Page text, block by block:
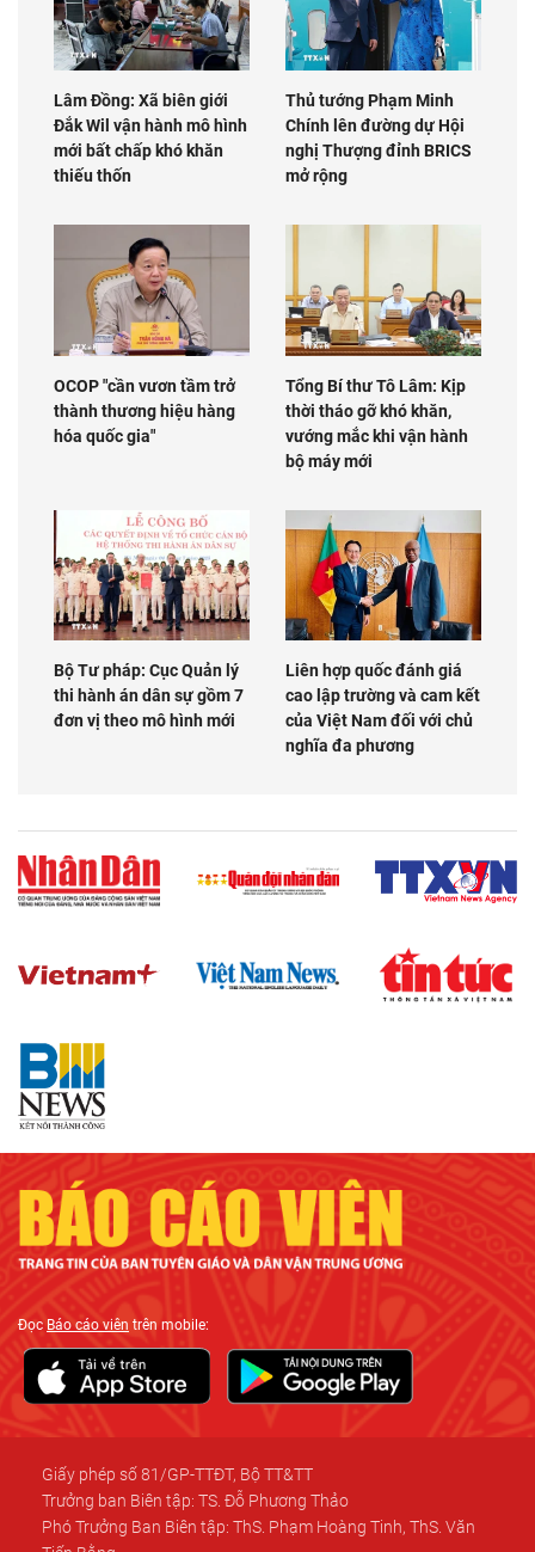
Lâm Đồng: Xã biên giới
Đắk Wil vận hành mô hình
mới bất chấp khó khăn
thiếu thốn
Thủ tướng Phạm Minh
Chính lên đường dự Hội
nghị Thượng đỉnh BRICS
mở rộng
OCOP "cần vươn tầm trở
thành thương hiệu hàng
hóa quốc gia"
Tổng Bí thư Tô Lâm: Kịp
thời tháo gỡ khó khăn,
vướng mắc khi vận hành
bộ máy mới
Bộ Tư pháp: Cục Quản lý
thi hành án dân sự gồm 7
đơn vị theo mô hình mới
Liên hợp quốc đánh giá
cao lập trường và cam kết
của Việt Nam đối với chủ
nghĩa đa phương
ĐọcBáo cáo viên trên mobile:
Giấy phép số 81/GP-TTĐT, Bộ TT&TT
Trưởng ban Biên tập: TS. Đỗ Phương Thảo
Phó Trưởng Ban Biên tập: ThS. Phạm Hoàng Tinh, ThS. Văn